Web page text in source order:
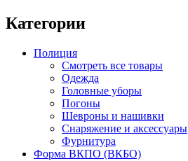
Категории
Полиция
Смотреть все товары
Одежда
Головные уборы
Погоны
Шевроны и нашивки
Снаряжение и аксессуары
Фурнитура
Форма ВКПО (ВКБО)